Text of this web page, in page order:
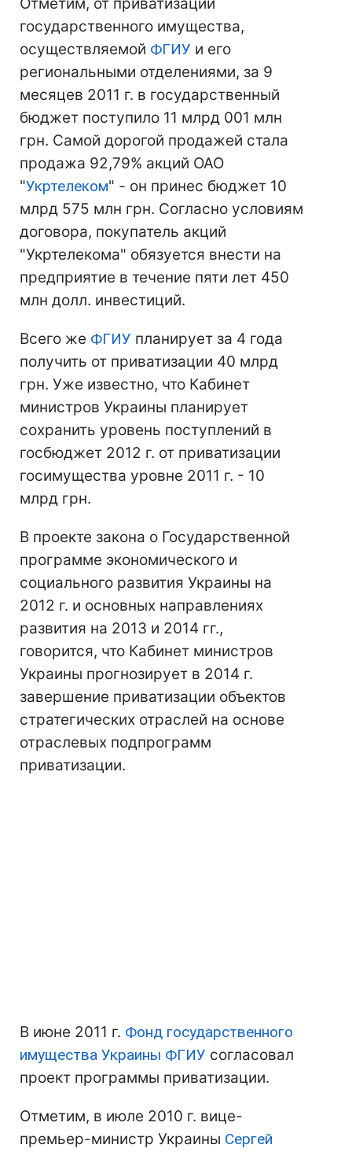
государственного имущества,
осуществляемой ФГИУ и его
региональными отделениями, за 9
месяцев 2011 г. в государственный
бюджет поступило 11 млрд 001 млн
грн. Самой дорогой продажей стала
продажа 92,79% акций ОАО
"Укртелеком" - он принес бюджет 10
млрд 575 млн грн. Согласно условиям
договора, покупатель акций
"Укртелекома" обязуется внести на
предприятие в течение пяти лет 450
млн долл. инвестиций.
Всего же ФГИУ планирует за 4 года
получить от приватизации 40 млрд
грн. Уже известно, что Кабинет
министров Украины планирует
сохранить уровень поступлений в
госбюджет 2012 г. от приватизации
госимущества уровне 2011 г. - 10
млрд грн.
В проекте закона о Государственной
программе экономического и
социального развития Украины на
2012 г. и основных направлениях
развития на 2013 и 2014 гг.,
говорится, что Кабинет министров
Украины прогнозирует в 2014 г.
завершение приватизации объектов
стратегических отраслей на основе
отраслевых подпрограмм
приватизации.
В июне 2011 г. Фонд государственного
имущества Украины ФГИУ согласовал
проект программы приватизации.
Отметим, в июле 2010 г. вице-
премьер-министр Украины Сергей